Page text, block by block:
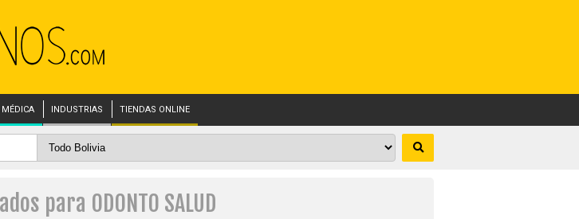
MÉDICA INDUSTRIAS TIENDAS ONLINE
para ODONTO SALUD